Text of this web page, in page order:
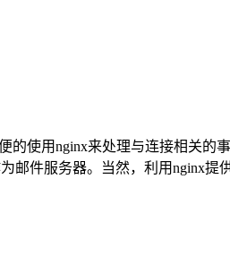
的使用nginx来处理与连接相关的
邮件服务器。当然，利用nginx提